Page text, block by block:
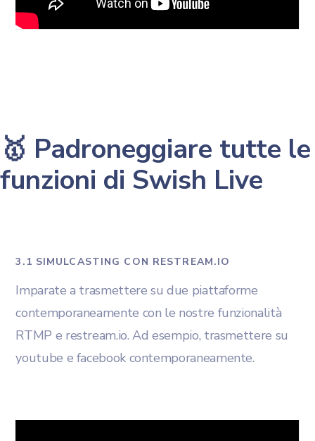
🥇 Padroneggiare tutte le
funzioni di Swish Live
3.1 SIMULCASTING CON RESTREAM.IO
Imparate a trasmettere su due piattaforme
contemporaneamente con le nostre funzionalità
RTMP e restream.io. Ad esempio, trasmettere su
youtube e facebook contemporaneamente.